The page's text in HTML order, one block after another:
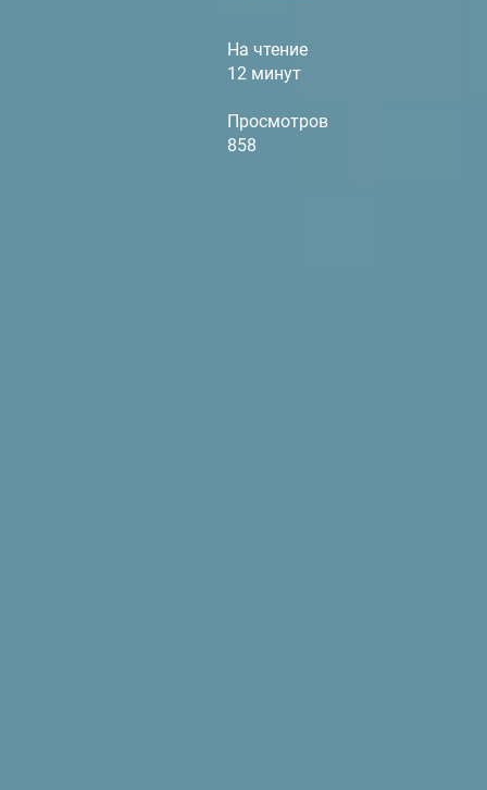
На чтение
12 минут
Просмотров
858